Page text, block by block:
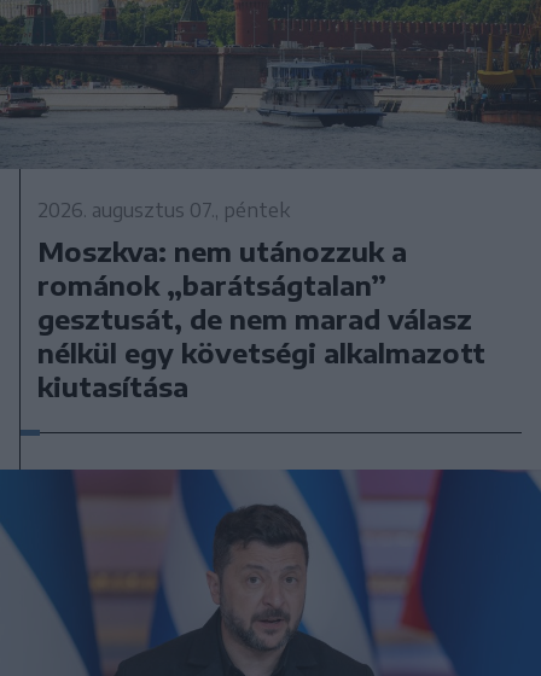
2026. augusztus 07., péntek
Moszkva: nem utánozzuk a
románok „barátságtalan”
gesztusát, de nem marad válasz
nélkül egy követségi alkalmazott
kiutasítása